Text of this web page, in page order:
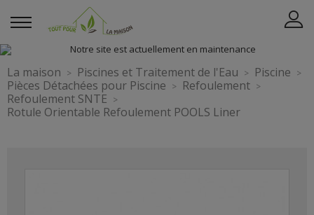
La maison Piscines et Traitement de l'Eau
Piscine
Pièces Détachées pour Piscine
Refoulement
Refoulement SNTE
Rotule Orientable Refoulement POOLS Liner